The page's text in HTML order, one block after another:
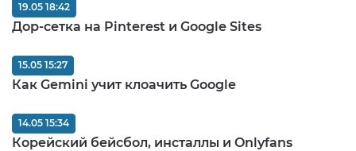
Дор-сетка на Pinterest и Google Sites
19.05 18:42
Как Gemini учит клоачить Google
15.05 15:27
Корейский бейсбол, инсталлы и Onlyfans
14.05 15:34